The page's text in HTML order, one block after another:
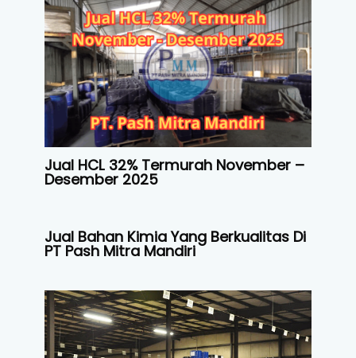
Jual HCL 32% Termurah November –
Desember 2025
Jual Bahan Kimia Yang Berkualitas Di
PT Pash Mitra Mandiri